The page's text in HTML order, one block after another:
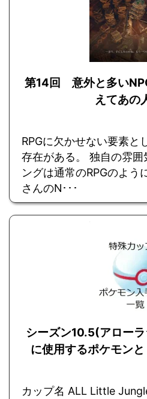
第14回 意外と多い
えてあの
RPGに欠かせない要素と
存在がある。 独自の雰囲
ングは通常のRPGのよう
さんのN･･･
シーズン10.5(アロー
に使用するポケモン
カップ名 ALL Little